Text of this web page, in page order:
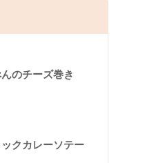
のチーズ巻き
クカレーソテー